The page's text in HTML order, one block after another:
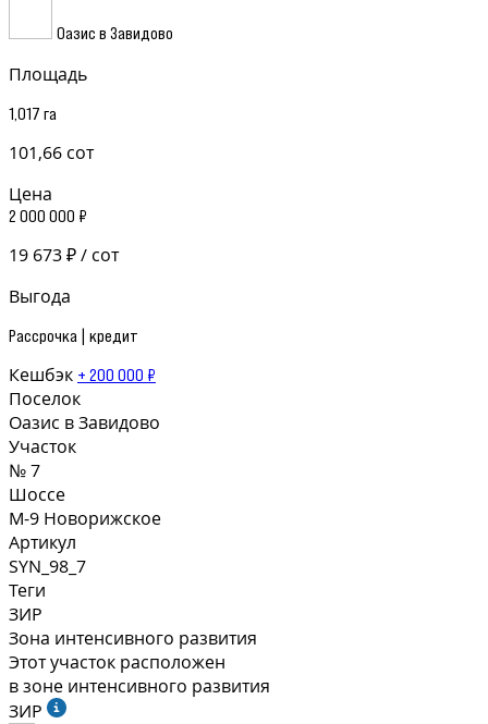
Оазис в Завидово
Площадь
1,017 га
101,66 сот
Цена
2 000 000 ₽
19 673 ₽ / сот
Выгода
Рассрочка | кредит
Кешбэк + 200 000 ₽
Поселок
Оазис в Завидово
Участок
№ 7
Шоссе
М-9 Новорижское
Артикул
SYN_98_7
Теги
ЗИР
Зона интенсивного развития
Этот участок расположен
в зоне интенсивного развития
ЗИР